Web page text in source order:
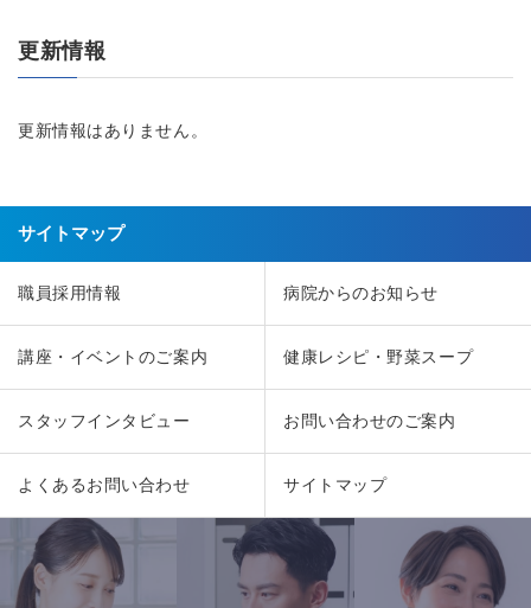
更新情報
更新情報はありません。
サイトマップ
職員採用情報 病院からのお知らせ
講座・イベントのご案内 健康レシピ・野菜スープ
スタッフインタビュー お問い合わせのご案内
よくあるお問い合わせ サイトマップ